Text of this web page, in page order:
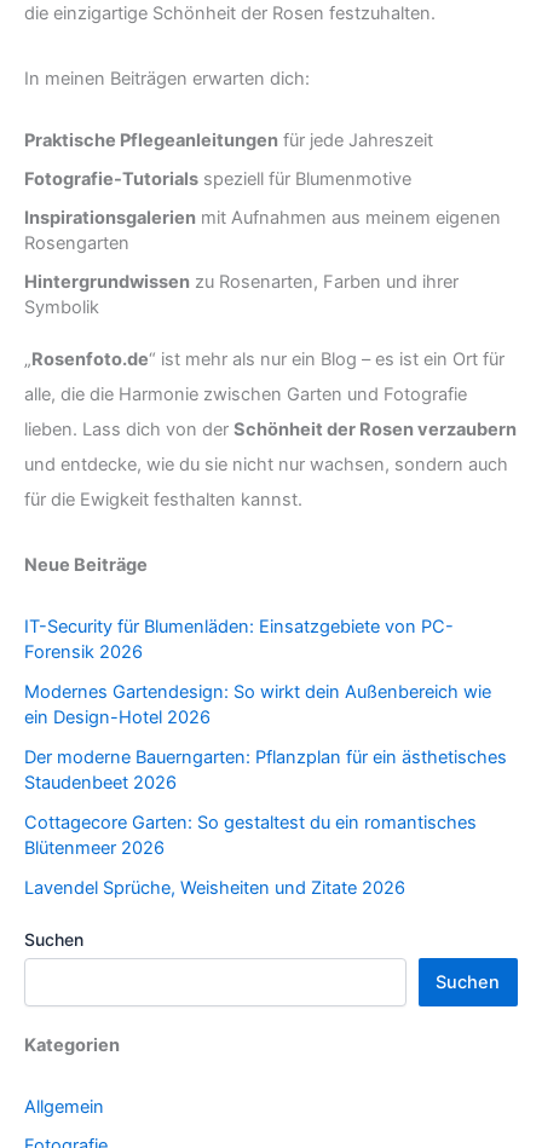
die einzigartige Schönheit der Rosen festzuhalten.
In meinen Beiträgen erwarten dich:
Praktische Pflegeanleitungen für jede Jahreszeit
Fotografie-Tutorials speziell für Blumenmotive
Inspirationsgalerien mit Aufnahmen aus meinem eigenen
Rosengarten
Hintergrundwissen zu Rosenarten, Farben und ihrer
Symbolik
„Rosenfoto.de“ ist mehr als nur ein Blog – es ist ein Ort für
alle, die die Harmonie zwischen Garten und Fotografie
lieben. Lass dich von der Schönheit der Rosen verzaubern
und entdecke, wie du sie nicht nur wachsen, sondern auch
für die Ewigkeit festhalten kannst.
Neue Beiträge
IT-Security für Blumenläden: Einsatzgebiete von PC-
Forensik 2026
Modernes Gartendesign: So wirkt dein Außenbereich wie
ein Design-Hotel 2026
Der moderne Bauerngarten: Pflanzplan für ein ästhetisches
Staudenbeet 2026
Cottagecore Garten: So gestaltest du ein romantisches
Blütenmeer 2026
Lavendel Sprüche, Weisheiten und Zitate 2026
Suchen
Suchen
Kategorien
Allgemein